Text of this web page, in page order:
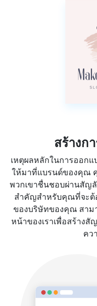
สร้างก
เหตุผลหลักในการออก
ให้มาที่แบรนด์ของคุณ
พวกเขาชื่นชอบผ่านสัญลั
สำคัญสำหรับคุณที่จะต้
ของบริษัทของคุณ สามา
หน้าของเราเพื่อสร้าง
คว